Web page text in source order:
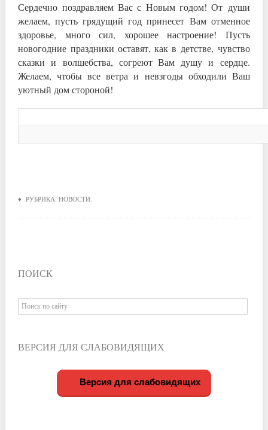
Сердечно поздравляем Вас с Новым годом! От души
желаем, пусть грядущий год принесет Вам отменное
здоровье, много сил, хорошее настроение! Пусть
новогодние праздники оставят, как в детстве, чувство
сказки и волшебства, согреют Вам душу и сердце.
Желаем, чтобы все ветра и невзгоды обходили Ваш
уютный дом стороной!
♦ РУБРИКА:НОВОСТИ.
ПОИСК
ВЕРСИЯ ДЛЯ СЛАБОВИДЯЩИХ
Версия для слабовидящих